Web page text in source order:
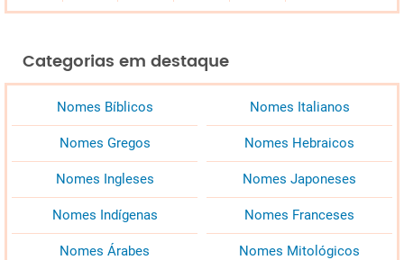
Categorias em destaque
Nomes Bíblicos Nomes Italianos
Nomes Gregos Nomes Hebraicos
Nomes Ingleses Nomes Japoneses
Nomes Indígenas Nomes Franceses
Nomes Árabes Nomes Mitológicos